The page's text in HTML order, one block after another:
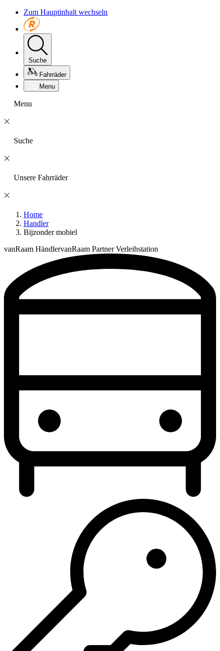
Zum Hauptinhalt wechseln
Suche
Fahrräder
Menu
Menu
Suche
Unsere Fahrräder
Home
Handler
Bijzonder mobiel
vanRaam HändlervanRaam Partner Verleihstation